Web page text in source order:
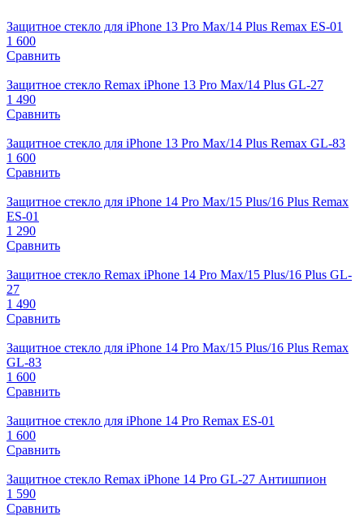
Защитное стекло для iPhone 13 Pro Max/14 Plus Remax ES-01
1 600
Сравнить
Защитное стекло Remax iPhone 13 Pro Max/14 Plus GL-27
1 490
Сравнить
Защитное стекло для iPhone 13 Pro Max/14 Plus Remax GL-83
1 600
Сравнить
Защитное стекло для iPhone 14 Pro Max/15 Plus/16 Plus Remax
ES-01
1 290
Сравнить
Защитное стекло Remax iPhone 14 Pro Max/15 Plus/16 Plus GL-
27
1 490
Сравнить
Защитное стекло для iPhone 14 Pro Max/15 Plus/16 Plus Remax
GL-83
1 600
Сравнить
Защитное стекло для iPhone 14 Pro Remax ES-01
1 600
Сравнить
Защитное стекло Remax iPhone 14 Pro GL-27 Антишпион
1 590
Сравнить